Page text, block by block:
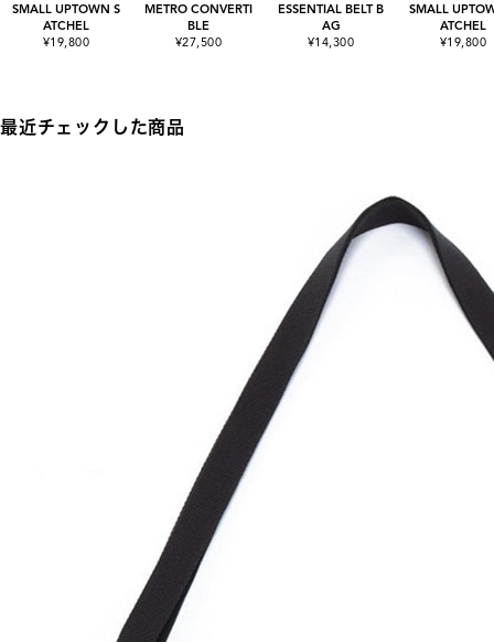
SMALL UPTOWN S
ATCHEL
¥19,800
METRO CONVERTI
BLE
¥27,500
ESSENTIAL BELT B
AG
¥14,300
SMALL
ATCHEL
¥19,800
最近チェックした商品